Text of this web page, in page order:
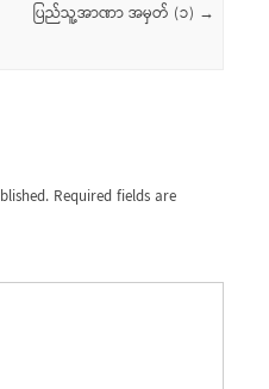
ပြည်သူ့အာဏာ အမှတ် (၁) →
Required fields are